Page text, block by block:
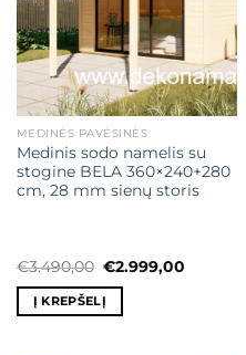
MEDINĖS PAVĖSINĖS
Medinis sodo namelis su
stogine BELA 360×240+280
cm, 28 mm sienų storis
€3.490,00 Original
was:
€3.490,00.
€2.999,00Current
Į KREPŠELĮ